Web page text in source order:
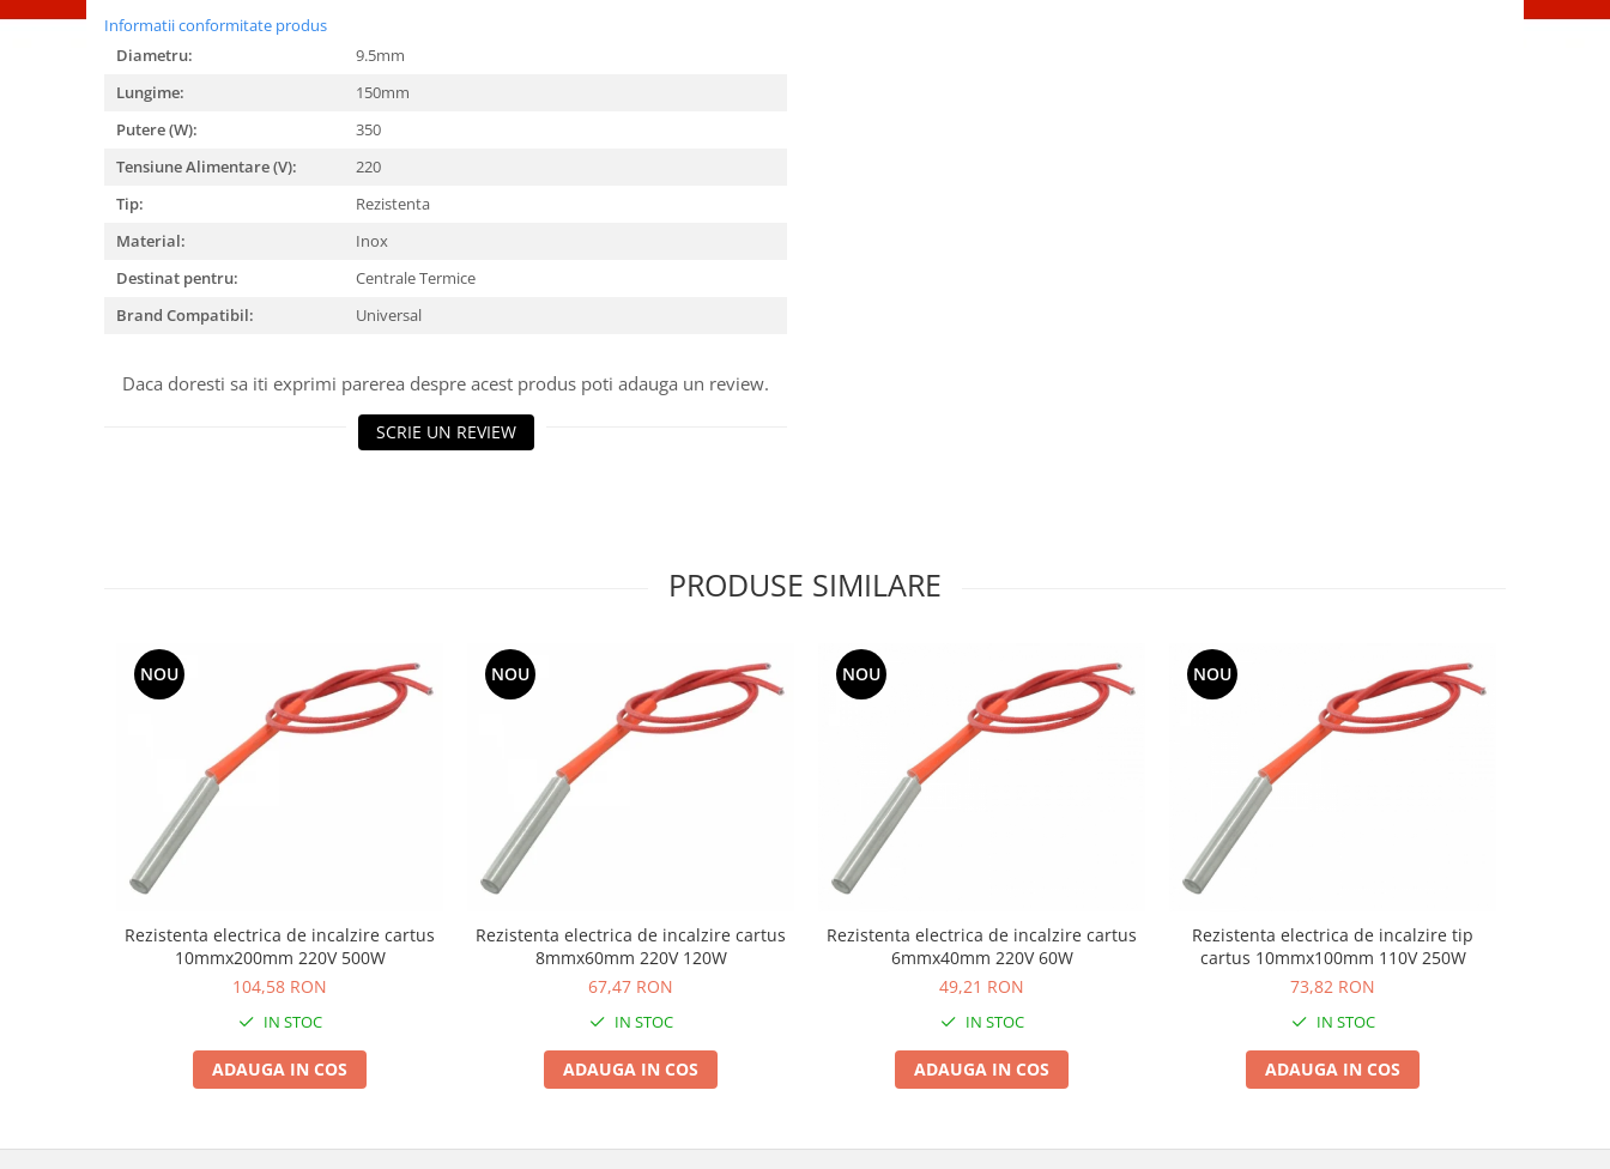
Informatii conformitate produs
Diametru:
9.5mm
Lungime:
150mm
Putere (W):
350
Tensiune Alimentare (V):
220
Tip:
Rezistenta
Material:
Inox
Destinat pentru:
Centrale Termice
Brand Compatibil:
Universal
Daca doresti sa iti exprimi parerea despre acest produs poti adauga un review.
SCRIE UN REVIEW
PRODUSE SIMILARE
NOU
Rezistenta electrica de incalzire cartus
10mmx200mm 220V 500W
104,58 RON
IN STOC
ADAUGA IN COS
NOU
Rezistenta electrica de incalzire cartus
8mmx60mm 220V 120W
67,47 RON
IN STOC
ADAUGA IN COS
NOU
Rezistenta electrica de incalzire cartus
6mmx40mm 220V 60W
49,21 RON
IN STOC
ADAUGA IN COS
NOU
Rezistenta electrica de incalzire tip
cartus 10mmx100mm 110V 250W
73,82 RON
IN STOC
ADAUGA IN COS